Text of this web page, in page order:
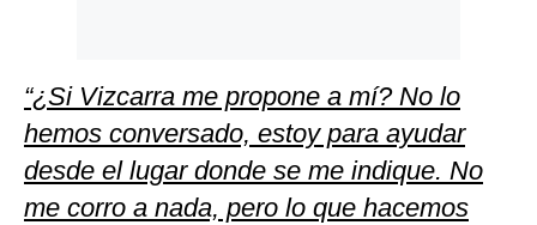
“¿Si Vizcarra me propone a mí? No lo
hemos conversado, estoy para ayudar
desde el lugar donde se me indique. No
me corro a nada, pero lo que hacemos